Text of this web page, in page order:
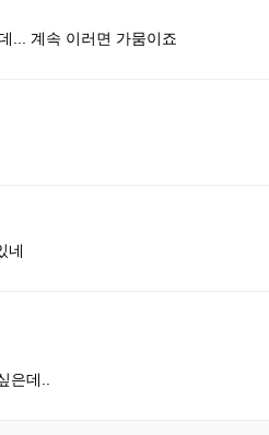
... 계속 이러면 가뭄이죠
네
은데..